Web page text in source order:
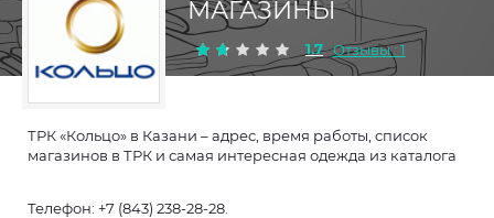
МАГАЗИНЫ
1.7 Отзывы : 1
ТРК «Кольцо» в Казани – адрес, время работы, список
магазинов в ТРК и самая интересная одежда из каталога
Телефон: +7 (843) 238-28-28.